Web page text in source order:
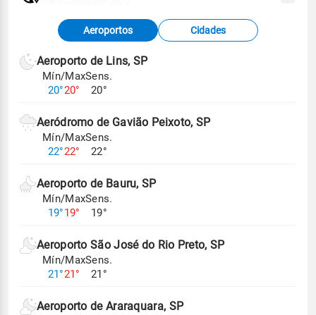
Fonte: dados combinados de estações
meteorológicas e satélite do Centro de Previsão
de Tempo e Estudos Climáticos (CPTEC).
Para obter mais informações sobre os dados
Aeroportos Cidades
Aeroporto de Lins, SP
Mín/Max
20°20°
Sens.
20°
Aeródromo de Gavião Peixoto, SP
Mín/Max
22°22°
Sens.
22°
Aeroporto de Bauru, SP
Mín/Max
19°19°
Sens.
19°
Aeroporto São José do Rio Preto, SP
Mín/Max
21°21°
Sens.
21°
Aeroporto de Araraquara, SP